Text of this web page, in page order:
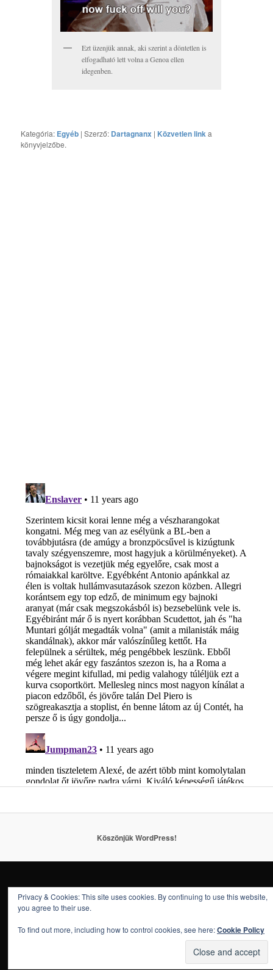
Ezt üzenjük annak, aki szerint a döntetlen is
elfogadható lett volna a Genoa ellen
idegenben.
Kategória: Egyéb | Szerző: Dartagnanx | Közvetlen linka
könyvjelzőbe.
Köszönjük WordPress!
Privacy & Cookies: This site uses cookies. By continuing to use this website,
you agree to their use.
To find out more, including how to control cookies, see here:Cookie Policy